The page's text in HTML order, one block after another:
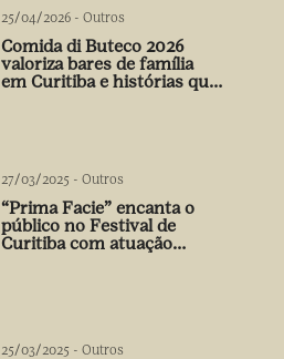
25/04/2026 - Outros
Comida di Buteco 2026
valoriza bares de família
em Curitiba e histórias que
27/03/2025 - Outros
“Prima Facie” encanta o
público no Festival de
Curitiba com atuação
25/03/2025 - Outros